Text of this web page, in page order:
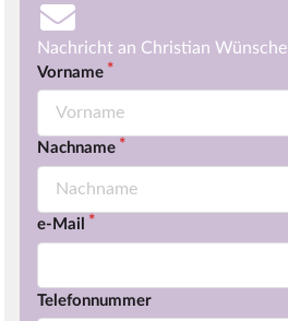
Nachricht an Christian Wünsche
Vorname
Nachname
e-Mail
Telefonnummer